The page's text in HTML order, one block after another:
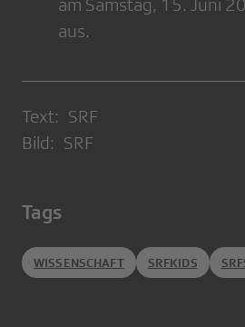
am Samstag, 15. Juni
aus.
Text: SRF
Bild: SRF
Tags
WISSENSCHAFT SRFKIDS